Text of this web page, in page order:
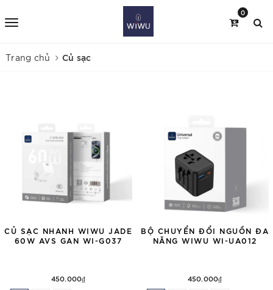
0
Trang chủ Củ sạc
CỦ SẠC NHANH WIWU JADE
60W AVS GAN WI-G037
450.000₫
BỘ CHUYỂN ĐỔI NGUỒN ĐA
NĂNG WIWU WI-UA012
450.000₫